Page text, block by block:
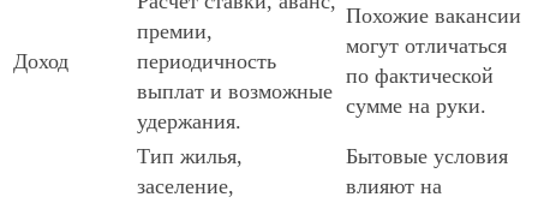
Доход
премии,
периодичность
выплат и возможные
удержания.
Похожие вакансии
могут отличаться
по фактической
сумме на руки.
Тип жилья,
заселение,
Бытовые условия
влияют на